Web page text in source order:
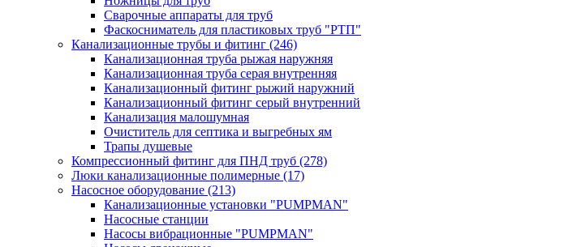
Сварочные аппараты для труб
Фаскосниматель для пластиковых труб "РТП"
Канализационные трубы и фитинг (246)
Канализационная труба рыжая наружняя
Канализационная труба серая внутренняя
Канализационный фитинг рыжий наружний
Канализационный фитинг серый внутренний
Канализация малошумная
Очиститель для септика и выгребных ям
Трапы душевые
Компрессионный фитинг для ПНД труб (278)
Люки канализационные полимерные (17)
Насосное оборудование (213)
Канализационные установки "PUMPMAN"
Насосные станции
Насосы вибрационные "PUMPMAN"